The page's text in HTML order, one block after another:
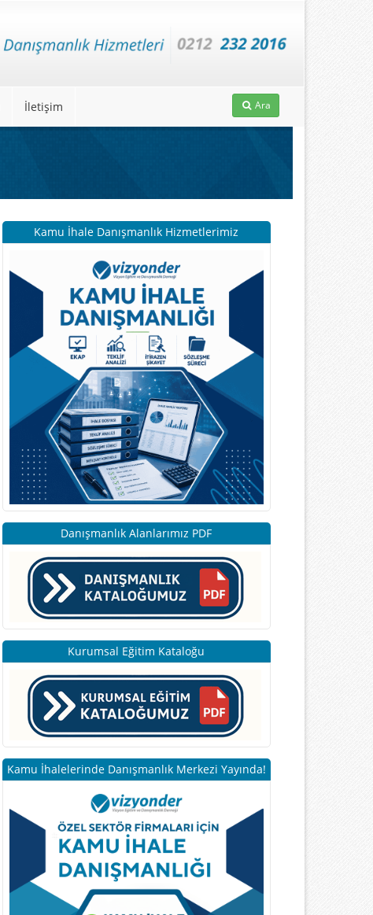
İletişim Ara
Kamu İhale Danışmanlık Hizmetlerimiz
Danışmanlık Alanlarımız PDF
Kurumsal Eğitim Kataloğu
Kamu İhalelerinde Danışmanlık Merkezi Yayında!